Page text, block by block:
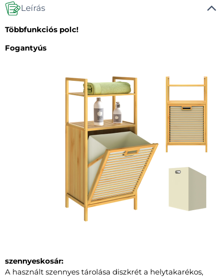
Leírás
Többfunkciós polc!
Fogantyús
szennyeskosár:
A használt szennyes tárolása diszkrét a helytakarékos,